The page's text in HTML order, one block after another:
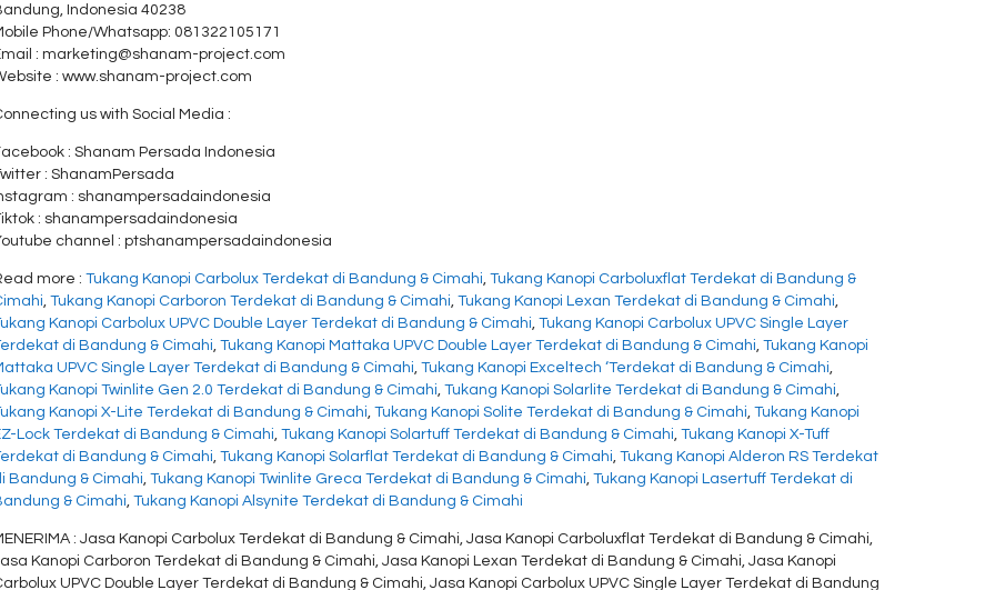
Indonesia 40238
Phone/Whatsapp: 081322105171
: marketing@shanam-project.com
: www.shanam-project.com
us with Social Media :
: Shanam Persada Indonesia
: ShanamPersada
: shanampersadaindonesia
: shanampersadaindonesia
channel : ptshanampersadaindonesia
more :Tukang Kanopi Carbolux Terdekat di Bandung & Cimahi,Tukang Kanopi Carboluxflat Terdekat di Bandung &
,Tukang Kanopi Carboron Terdekat di Bandung & Cimahi,Tukang Kanopi Lexan Terdekat di Bandung & Cimahi,
Kanopi Carbolux UPVC Double Layer Terdekat di Bandung & Cimahi,Tukang Kanopi Carbolux UPVC Single Layer
di Bandung & Cimahi,Tukang Kanopi Mattaka UPVC Double Layer Terdekat di Bandung & Cimahi,Tukang Kanopi
UPVC Single Layer Terdekat di Bandung & Cimahi,Tukang Kanopi Exceltech ‘Terdekat di Bandung & Cimahi,
Kanopi Twinlite Gen 2.0 Terdekat di Bandung & Cimahi,Tukang Kanopi Solarlite Terdekat di Bandung & Cimahi,
Kanopi X-Lite Terdekat di Bandung & Cimahi,Tukang Kanopi Solite Terdekat di Bandung & Cimahi,Tukang Kanopi
Lock Terdekat di Bandung & Cimahi,Tukang Kanopi Solartuff Terdekat di Bandung & Cimahi,Tukang Kanopi X-Tuff
di Bandung & Cimahi,Tukang Kanopi Solarflat Terdekat di Bandung & Cimahi,Tukang Kanopi Alderon RS Terdekat
Bandung & Cimahi,Tukang Kanopi Twinlite Greca Terdekat di Bandung & Cimahi,Tukang Kanopi Lasertuff Terdekat di
& Cimahi,Tukang Kanopi Alsynite Terdekat di Bandung & Cimahi
: Jasa Kanopi Carbolux Terdekat di Bandung & Cimahi, Jasa Kanopi Carboluxflat Terdekat di Bandung & Cimahi,
Kanopi Carboron Terdekat di Bandung & Cimahi, Jasa Kanopi Lexan Terdekat di Bandung & Cimahi, Jasa Kanopi
UPVC Double Layer Terdekat di Bandung & Cimahi, Jasa Kanopi Carbolux UPVC Single Layer Terdekat di Bandung